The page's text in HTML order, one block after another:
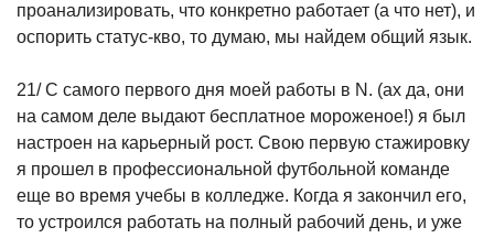
проанализировать, что конкретно работает (а что нет), и
оспорить статус-кво, то думаю, мы найдем общий язык.
21/ С самого первого дня моей работы в N. (ах да, они
на самом деле выдают бесплатное мороженое!) я был
настроен на карьерный рост. Свою первую стажировку
я прошел в профессиональной футбольной команде
еще во время учебы в колледже. Когда я закончил его,
то устроился работать на полный рабочий день, и уже